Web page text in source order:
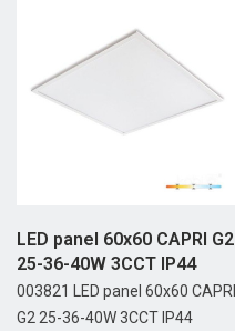
LED panel 60x60 CAPRI G2
25-36-40W 3CCT IP44
003821 LED panel 60x60 CAPRI
G2 25-36-40W 3CCT IP44